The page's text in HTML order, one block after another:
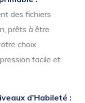
des fichiers
prêts à être
choix.
facile et
d’Habileté :